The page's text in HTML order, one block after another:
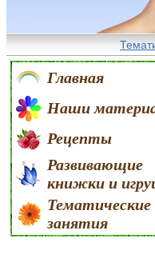
Главная
Наши
Рецепты
Развивающие
книжки и
Тематические
занятия